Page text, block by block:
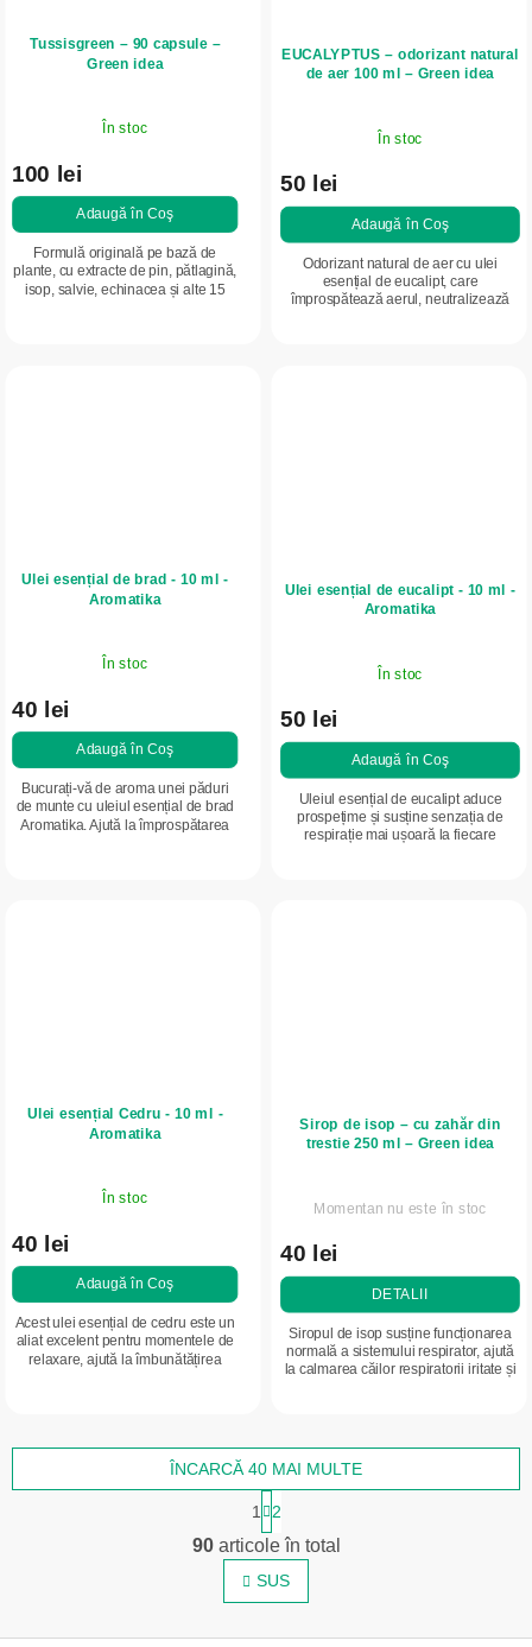
Tussisgreen – 90 capsule –
Green idea
În stoc
100 lei
Adaugă în Coş
Formulă originală pe bază de
plante, cu extracte de pin, pătlagină,
isop, salvie, echinacea și alte 15
EUCALYPTUS – odorizant natural
de aer 100 ml – Green idea
În stoc
50 lei
Adaugă în Coş
Odorizant natural de aer cu ulei
esențial de eucalipt, care
împrospătează aerul, neutralizează
Ulei esențial de brad - 10 ml -
Aromatika
În stoc
40 lei
Adaugă în Coş
Bucurați-vă de aroma unei păduri
de munte cu uleiul esențial de brad
Aromatika. Ajută la împrospătarea
Ulei esențial de eucalipt - 10 ml -
Aromatika
În stoc
50 lei
Adaugă în Coş
Uleiul esențial de eucalipt aduce
prospețime și susține senzația de
respirație mai ușoară la fiecare
Ulei esențial Cedru - 10 ml -
Aromatika
În stoc
40 lei
Adaugă în Coş
Acest ulei esențial de cedru este un
aliat excelent pentru momentele de
relaxare, ajută la îmbunătățirea
Sirop de isop – cu zahăr din
trestie 250 ml – Green idea
Momentan nu este în stoc
40 lei
DETALII
Siropul de isop susține funcționarea
normală a sistemului respirator, ajută
la calmarea căilor respiratorii iritate și
C
o
n
r
ÎNCARCĂ 40 MAI MULTE
a
g
i
n
a
e
1 2
90articole în total
SUS